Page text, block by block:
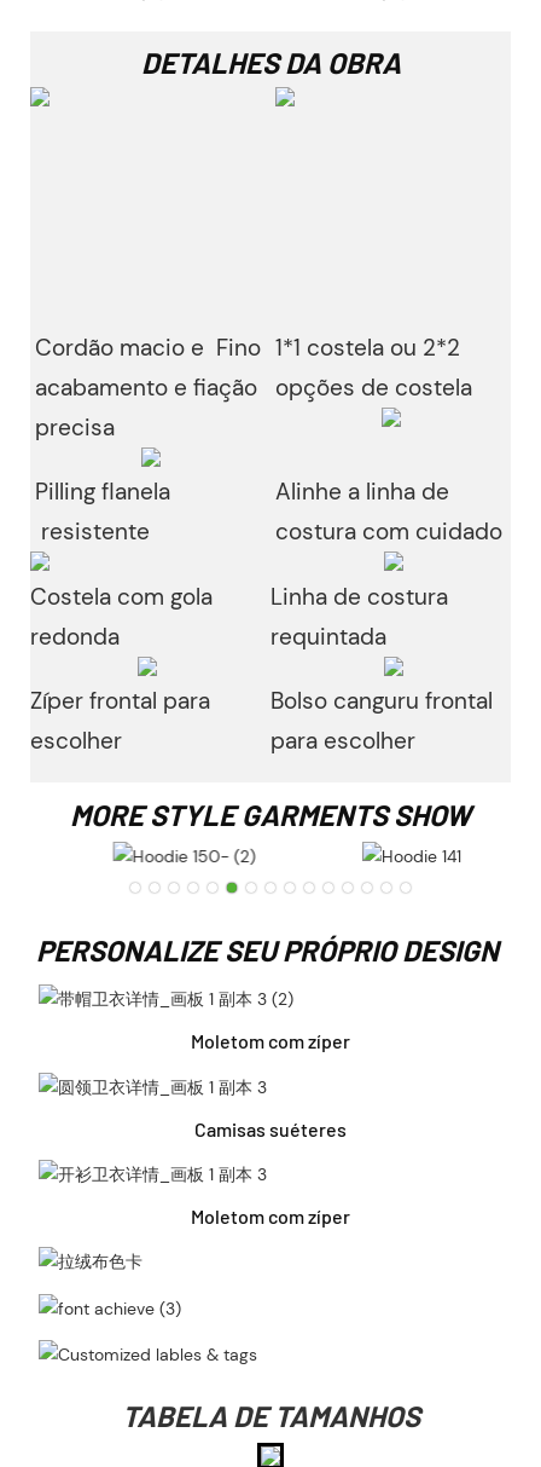
DETALHES DA OBRA
Cordão macio e Fino
acabamento e fiação
precisa
1*1 costela ou 2*2
opções de costela
Pillingflanela
resistente
Costela com gola
redonda
Zíper frontal para
escolher
Alinhe a linha de
costura com cuidado
Linha de costura
requintada
Bolso canguru frontal
para escolher
MORE STYLE GARMENTS SHOW
PERSONALIZE SEU PRÓPRIO DESIGN
Moletom com zíper
Camisas suéteres
Moletom com zíper
TABELA DE TAMANHOS